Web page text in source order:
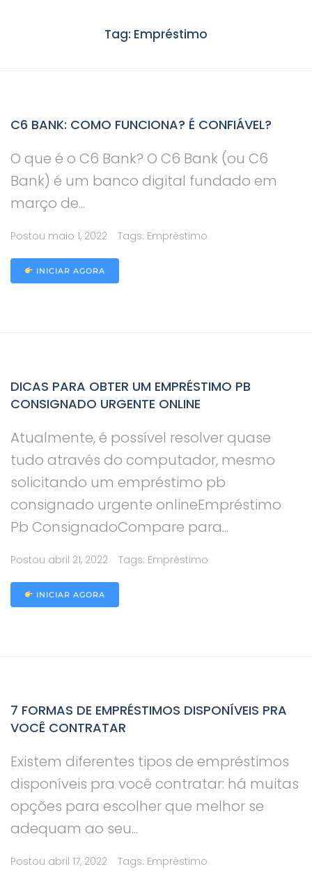
Tag: Empréstimo
C6 BANK: COMO FUNCIONA? É CONFIÁVEL?
O que é o C6 Bank? O C6 Bank (ou C6
Bank) é um banco digital fundado em
março de...
Postou maio 1, 2022 Tags: Empréstimo
INICIAR AGORA
DICAS PARA OBTER UM EMPRÉSTIMO PB
CONSIGNADO URGENTE ONLINE
Atualmente, é possível resolver quase
tudo através do computador, mesmo
solicitando um empréstimo pb
consignado urgente onlineEmpréstimo
Pb ConsignadoCompare para...
Postou abril 21, 2022 Tags: Empréstimo
INICIAR AGORA
7 FORMAS DE EMPRÉSTIMOS DISPONÍVEIS PRA
VOCÊ CONTRATAR
Existem diferentes tipos de empréstimos
disponíveis pra você contratar: há muitas
opções para escolher que melhor se
adequam ao seu...
Postou abril 17, 2022 Tags: Empréstimo